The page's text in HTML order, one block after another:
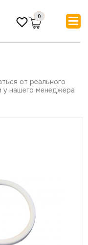
0
от реального
у нашего менеджера